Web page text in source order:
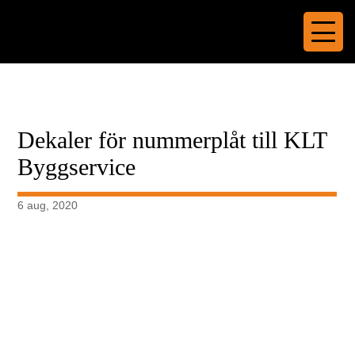
Dekaler för nummerplåt till KLT
Byggservice
6 aug, 2020